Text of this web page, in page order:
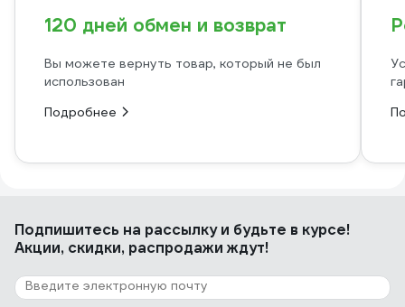
120 дней обмен и возврат
Вы можете вернуть товар, который не был
использован
Подробнее
Подпишитесь на рассылкуи будьте в курсе!
Акции, скидки, распродажи ждут!